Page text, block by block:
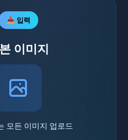
📥 입력
이미지
모든 이미지 업로드